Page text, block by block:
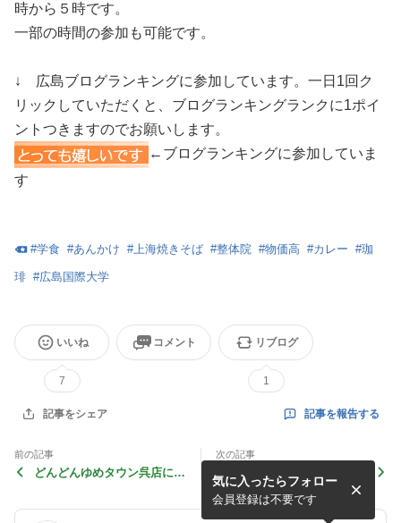
時から５時です。
一部の時間の参加も可能です。
↓ 広島ブログランキングに参加しています。一日1回ク
リックしていただくと、ブログランキングランクに1ポイ
ントつきますのでお願いします。
←ブログランキングに参加していま
す
#学食 #あんかけ #上海焼きそば #整体院 #物価高 #カレー #珈
琲 #広島国際大学
いいね
7
コメント リブログ
1
記事をシェア 記事を報告する
前の記事
どんどんゆめタウン呉店に行
次の記事
洋菓子松田屋さんと広島のサ
ンカレー
気に入ったらフォロー
会員登録は不要です